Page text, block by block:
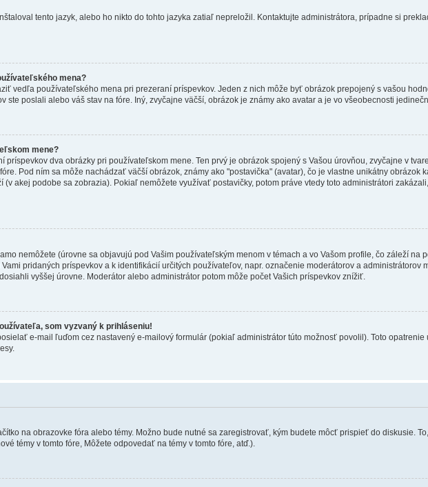
tento jazyk, alebo ho nikto do tohto jazyka zatiaľ nepreložil. Kontaktujte administrátora, prípadne si
mena?
vedľa používateľského mena pri prezeraní príspevkov. Jeden z nich môže byť obrázok prepojený s vašou
ste poslali alebo váš stav na fóre. Iný, zvyčajne väčší, obrázok je známy ako avatar a je vo všeobecnosti
mene?
príspevkov dva obrázky pri používateľskom mene. Ten prvý je obrázok spojený s Vašou úrovňou, zvyčajne v
Pod ním sa môže nachádzať väčší obrázok, známy ako "postavička" (avatar), čo je vlastne unikátny obrázok
(v akej podobe sa zobrazia). Pokiaľ nemôžete využívať postavičky, potom práve vtedy toto administrátori
nemôžete (úrovne sa objavujú pod Vašim používateľským menom v témach a vo Vašom profile, čo záleží na
pridaných príspevkov a k identifikácií určitých používateľov, napr. označenie moderátorov a
vyššej úrovne. Moderátor alebo administrátor potom môže počet Vašich príspevkov znížiť.
som vyzvaný k prihláseniu!
e-mail ľuďom cez nastavený e-mailový formulár (pokiaľ administrátor túto možnosť povolil). Toto
na obrazovke fóra alebo témy. Možno bude nutné sa zaregistrovať, kým budete môcť prispieť do diskusie.
témy v tomto fóre, Môžete odpovedať na témy v tomto fóre, atď.).